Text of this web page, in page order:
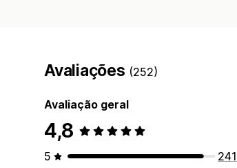
Avaliações (252)
Avaliação geral
4,8
5
241